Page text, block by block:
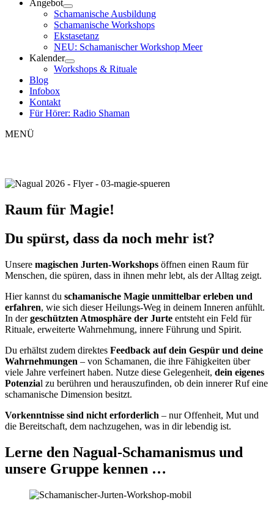
Angebot
Schamanische Ausbildung
Schamanische Workshops
Ekstasetanz
NEU: Schamanischer Workshop Meer
Kalender
Workshops & Rituale
Blog
Infobox
Kontakt
Für Hörer: Radio Shaman
MENÜ
Raum für Magie!
Du spürst, dass da noch mehr ist?
Unsere magischen Jurten-Workshops öffnen einen Raum für
Menschen, die spüren, dass in ihnen mehr lebt, als der Alltag zeigt.
Hier kannst du schamanische Magie unmittelbar erleben und
erfahren, wie sich dieser Heilungs-Weg in deinem Inneren anfühlt.
In dergeschützten Atmosphäre der Jurte entsteht ein Feld für
Rituale, erweiterte Wahrnehmung, innere Führung und Spirit.
Du erhältst zudem direktes Feedback auf dein Gespür und deine
Wahrnehmungen – von Schamanen, die ihre Fähigkeiten über
viele Jahre verfeinert haben. Nutze diese Gelegenheit, dein eigenes
Potenzial zu berühren und herauszufinden, ob dein innerer Ruf eine
schamanische Dimension besitzt.
Vorkenntnisse sind nicht erforderlich – nur Offenheit, Mut und
die Bereitschaft, dem nachzugehen, was in dir lebendig ist.
Lerne den Nagual-Schamanismus und
unsere Gruppe kennen …